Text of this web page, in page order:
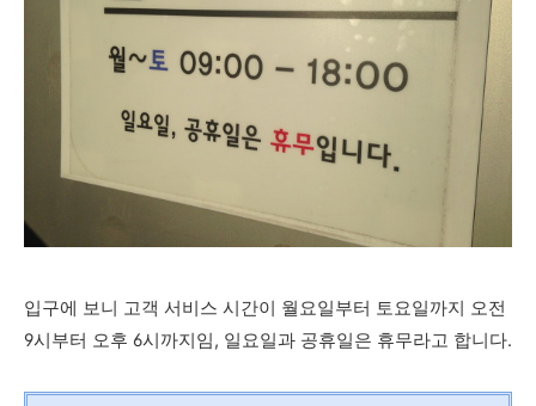
입구에 보니 고객 서비스 시간이 월요일부터 토요일까지 오전
9시부터 오후 6시까지임, 일요일과 공휴일은 휴무라고 합니다.